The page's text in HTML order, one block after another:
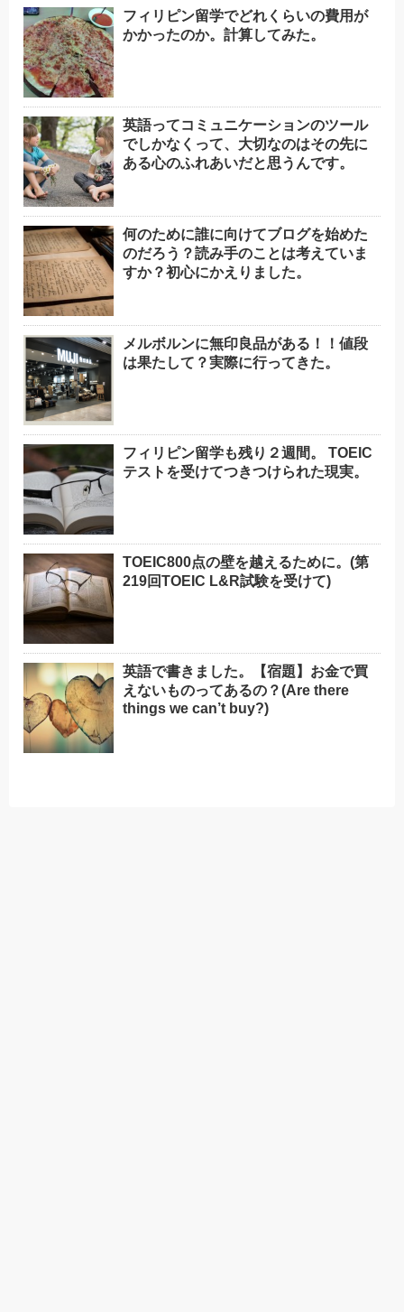
フィリピン留学でどれくらいの費用が
かかったのか。計算してみた。
英語ってコミュニケーションのツール
でしかなくって、大切なのはその先に
ある心のふれあいだと思うんです。
何のために誰に向けてブログを始めた
のだろう？読み手のことは考えていま
すか？初心にかえりました。
メルボルンに無印良品がある！！値段
は果たして？実際に行ってきた。
フィリピン留学も残り２週間。 TOEIC
テストを受けてつきつけられた現実。
TOEIC800点の壁を越えるために。(第
219回TOEIC L&R試験を受けて)
英語で書きました。【宿題】お金で買
えないものってあるの？(Are there
things we can’t buy?)